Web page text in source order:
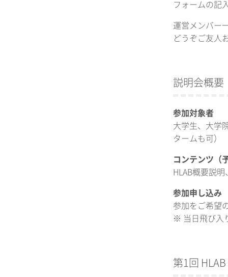
フォームの記
運営メンバー
どうぞご友人
説明会概要
参加対象者
大学生、大学
タームも可）
コンテンツ（
HLAB概要説
参加申し込み
参加をご希望
※ 当日飛び入
第1回